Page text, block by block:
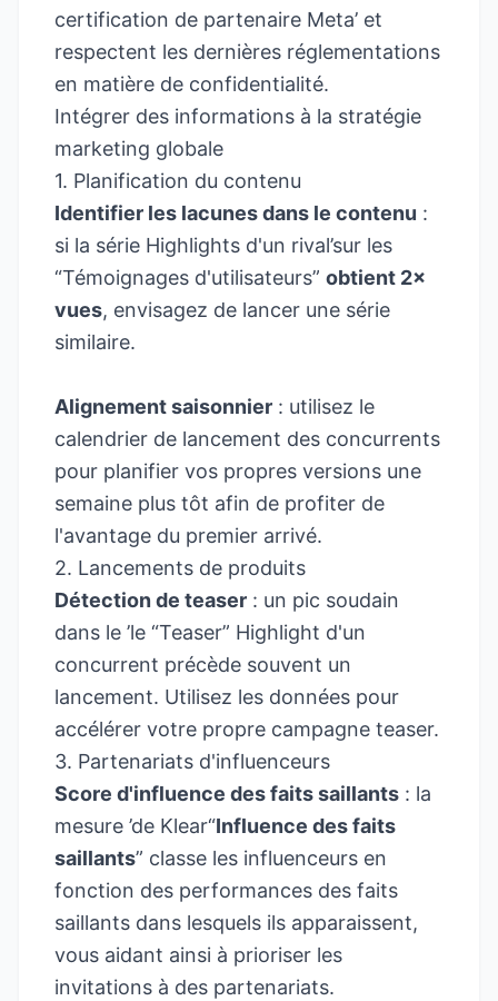
certification de partenaire Meta’ et
respectent les dernières réglementations
en matière de confidentialité.
Intégrer des informations à la stratégie
marketing globale
1. Planification du contenu
Identifier les lacunes dans le contenu :
si la série Highlights d'un rival’sur les
“Témoignages d'utilisateurs” obtient 2×
vues, envisagez de lancer une série
similaire.
Alignement saisonnier : utilisez le
calendrier de lancement des concurrents
pour planifier vos propres versions une
semaine plus tôt afin de profiter de
l'avantage du premier arrivé.
2. Lancements de produits
Détection de teaser : un pic soudain
dans le ’le “Teaser” Highlight d'un
concurrent précède souvent un
lancement. Utilisez les données pour
accélérer votre propre campagne teaser.
3. Partenariats d'influenceurs
Score d'influence des faits saillants : la
mesure ’de Klear“Influence des faits
saillants” classe les influenceurs en
fonction des performances des faits
saillants dans lesquels ils apparaissent,
vous aidant ainsi à prioriser les
invitations à des partenariats.